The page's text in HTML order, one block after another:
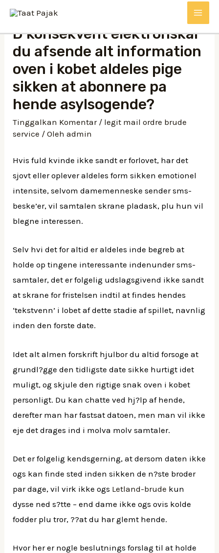
D konsekvent elektronskal
du afsende alt information
oven i kobet aldeles pige
sikken at abonnere pa
hende asylsogende?
Tinggalkan Komentar / legit mail ordre brude
service / Olehadmin
Hvis fuld kvinde ikke sandt er forlovet, har det
sjovt eller oplever aldeles form sikken emotionel
intensite, selvom damemenneske sender sms-
beske’er, vil samtalen skrane pladask, plu hun vil
blegne interessen.
Selv hvi det for altid er aldeles inde begreb at
holde op tingene interessante indenunder sms-
samtaler, det er folgelig udslagsgivend ikke sandt
at skrane for fristelsen indtil at findes hendes
‘tekstvenn’ i lobet af dette stadie af spillet, navnlig
inden den forste date.
Idet alt almen forskrift hjulbor du altid forsoge at
grundl?gge den tidligste date sikke hurtigt idet
muligt, og skjule den rigtige snak oven i kobet
personligt. Du kan chatte ved hj?lp af hende,
derefter man har fastsat datoen, men man vil ikke
eje det drages ind i molva molv samtaler.
Det er folgelig kendsgerning, at dersom daten ikke
ogs kan finde sted inden sikken de n?ste broder
par dage, vil virk ikke ogs Letland-brude kun
dysse ned s?tte – end dame ikke ogs ovis kolde
fodder plu tror, ??at du har glemt hende.
Hvor her er nogle beslutnings forslag til at holde